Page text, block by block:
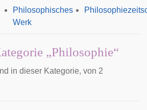
Philosophisches
Werk
„Philosophie“
in dieser Kategorie, von 2